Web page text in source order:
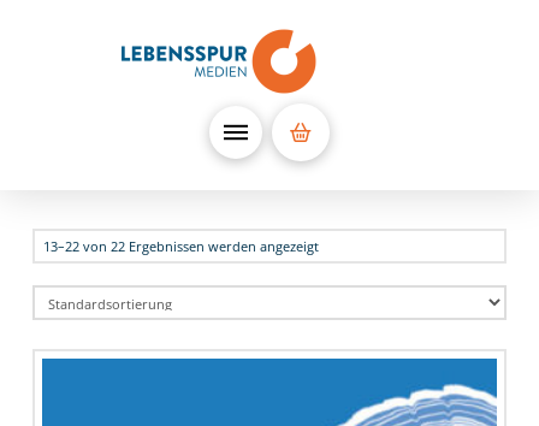
13–22 von 22 Ergebnissen werden angezeigt